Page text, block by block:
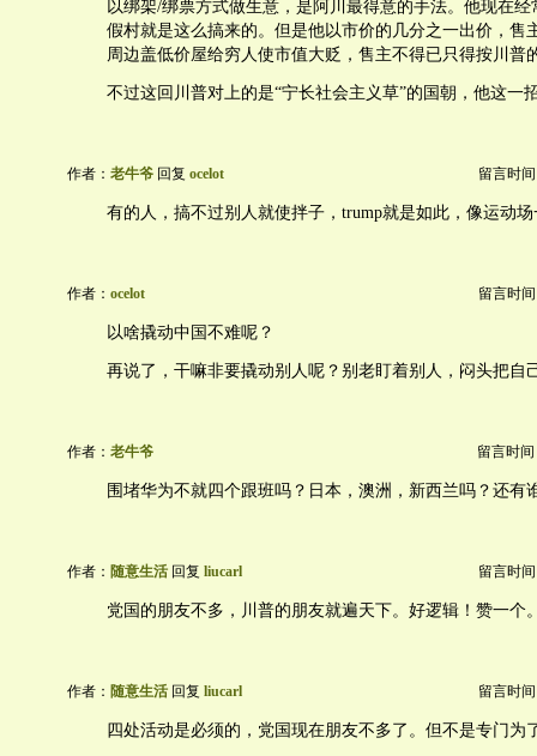
以绑架/绑票方式做生意，是阿川最得意的手法。他现在
假村就是这么搞来的。但是他以市价的几分之一出价，售
周边盖低价屋给穷人使市值大贬，售主不得已只得按川普
不过这回川普对上的是“宁长社会主义草”的国朝，他这一
作者： 老牛爷 回复 ocelot 留言时间
有的人，搞不过别人就使拌子，trump就是如此，像运动
作者： ocelot 留言时间
以啥撬动中国不难呢？
再说了，干嘛非要撬动别人呢？别老盯着别人，闷头把自
作者： 老牛爷 留言时间
围堵华为不就四个跟班吗？日本，澳洲，新西兰吗？还有
作者： 随意生活 回复 liucarl 留言时间
党国的朋友不多，川普的朋友就遍天下。好逻辑！赞一个
作者： 随意生活 回复 liucarl 留言时间
四处活动是必须的，党国现在朋友不多了。但不是专门为